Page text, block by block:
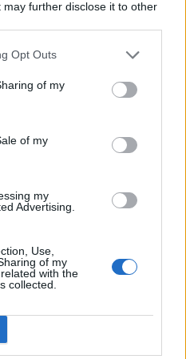
may further disclose it to other
Opt Outs
of my
of my
my
Advertising.
Use,
of my
with the
collected.
για το bullying
την περίοδο: «Το
ένα κορίτσι
Καφέ, τον
κι ουσιαστικά
είναι αυτή; Γιατί
υπήρχε κάποιος